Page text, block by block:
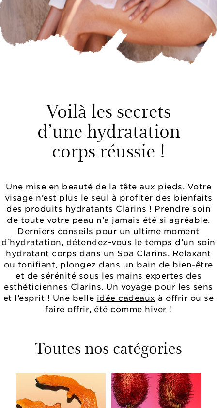
Voilà les secrets
d’une hydratation
corps réussie !
Une mise en beauté de la tête aux pieds. Votre
visage n’est plus le seul à profiter des bienfaits
des produits hydratants Clarins ! Prendre soin
de toute votre peau n’a jamais été si agréable.
Derniers conseils pour un ultime moment
d’hydratation, détendez-vous le temps d’un soin
hydratant corps dans un Spa Clarins. Relaxant
ou tonifiant, plongez dans un bain de bien-être
et de sérénité sous les mains expertes des
esthéticiennes Clarins. Un voyage pour les sens
et l’esprit ! Une belle idée cadeaux à offrir ou se
faire offrir, été comme hiver !
Toutes nos catégories